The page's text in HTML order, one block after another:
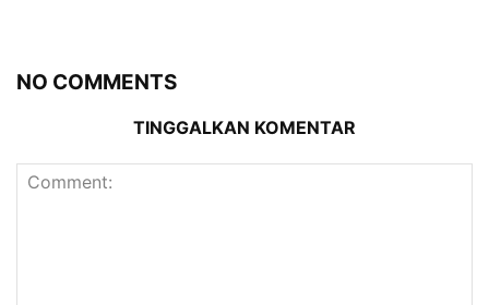
NO COMMENTS
TINGGALKAN KOMENTAR